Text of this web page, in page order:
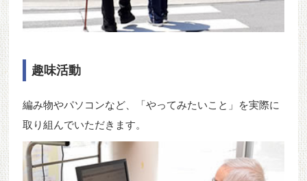
趣味活動
編み物やパソコンなど、「やってみたいこと」を実際に
取り組んでいただきます。